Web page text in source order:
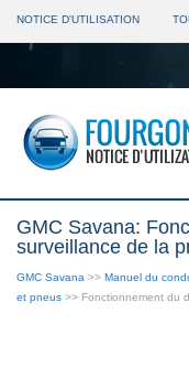
NOTICE D'UTILISATION
GMC Savana:
surveillance de la
GMC Savana >> Manuel du
et pneus >> Fonctionnement du